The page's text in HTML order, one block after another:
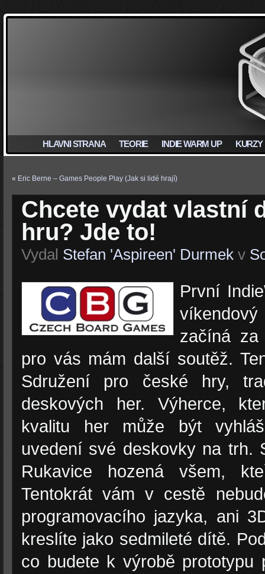
HLAVNI STRANA TEORIE INDIE WARM UP KURZY
« Eric Berne – Games People Play (Jak si lidé hrají)
Chcete vydat vlastní
hru? Jde to!
Vydal Stefan 'Aspireen' Durmek v
První
začíná
pro vás mám další soutěž.
Sdružení pro české hry,
deskových her. Výherce,
kvalitu her může být
uvedení své deskovky na trh.
Rukavice hozená všem,
Tentokrát vám v cestě
programovacího jazyka, ani
kreslíte jako sedmileté dítě.
co budete k výrobě prototypu